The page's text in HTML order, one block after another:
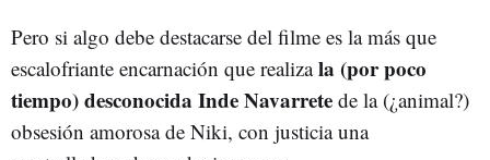
Pero si algo debe destacarse del filme es la más que
escalofriante encarnación que realizala (por poco
tiempo) desconocida Inde Navarrete de la (¿animal?)
obsesión amorosa de Niki, con justicia una